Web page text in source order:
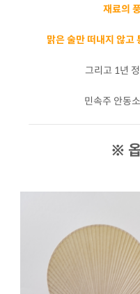
재료의
맑은 술만 떠내지 않고
그리고 1년
민속주 안동
※